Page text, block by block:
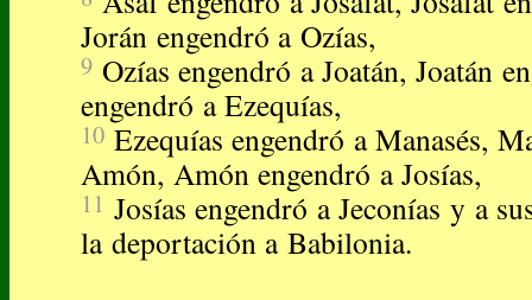
Jorán engendró a Ozías,
9 Ozías engendró a Joatán, Joatán
engendró a Ezequías,
10 Ezequías engendró a Manasés,
Amón, Amón engendró a Josías,
11 Josías engendró a Jeconías y a
la deportación a Babilonia.